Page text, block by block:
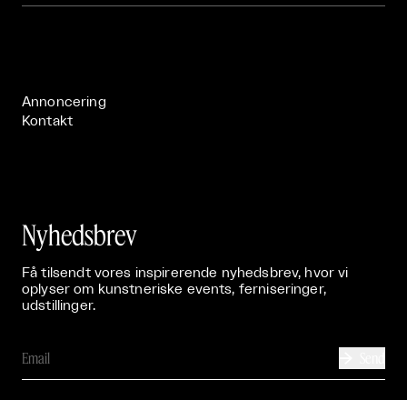
Annoncering
Kontakt
Nyhedsbrev
Få tilsendt vores inspirerende nyhedsbrev, hvor vi
oplyser om kunstneriske events, ferniseringer,
udstillinger.